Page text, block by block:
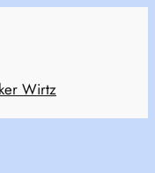
Wirtz